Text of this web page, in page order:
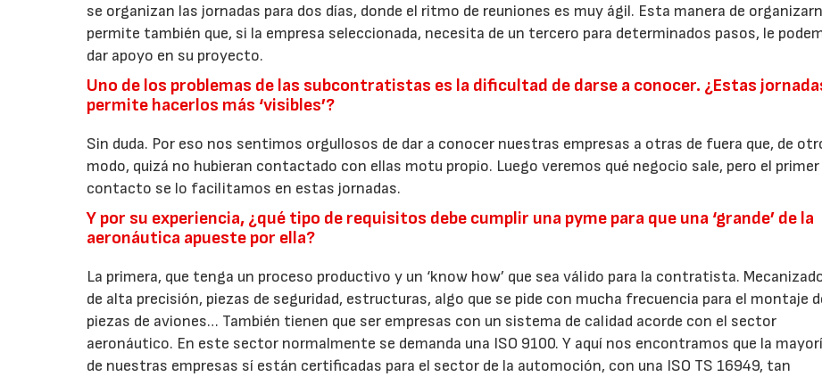
se organizan las jornadas para dos días, donde el ritmo de reuniones es muy ágil. Esta manera de
permite también que, si la empresa seleccionada, necesita de un tercero para determinados pasos, le
dar apoyo en su proyecto.
Uno de los problemas de las subcontratistas es la dificultad de darse a conocer. ¿Estas
permite hacerlos más ‘visibles’?
Sin duda. Por eso nos sentimos orgullosos de dar a conocer nuestras empresas a otras de fuera que, de
modo, quizá no hubieran contactado con ellas motu propio. Luego veremos qué negocio sale, pero el primer
contacto se lo facilitamos en estas jornadas.
Y por su experiencia, ¿qué tipo de requisitos debe cumplir una pyme para que una ‘grande’ de la
aeronáutica apueste por ella?
La primera, que tenga un proceso productivo y un ‘know how’ que sea válido para la contratista.
de alta precisión, piezas de seguridad, estructuras, algo que se pide con mucha frecuencia para el montaje
piezas de aviones… También tienen que ser empresas con un sistema de calidad acorde con el sector
aeronáutico. En este sector normalmente se demanda una ISO 9100. Y aquí nos encontramos que la
de nuestras empresas sí están certificadas para el sector de la automoción, con una ISO TS 16949, tan